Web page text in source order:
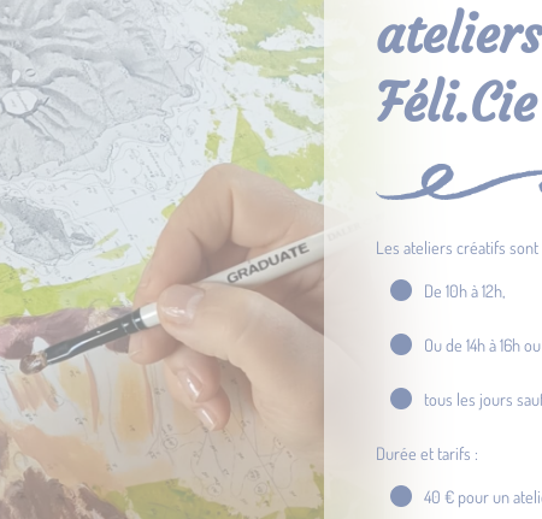
Féli.Cie
Les ateliers créatifs
De 10h à 12h,
Ou de 14h à 16h ou
tous les jours
Durée et tarifs :
40 € pour un